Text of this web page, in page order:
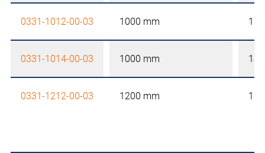
0331-1012-00-03 1000 mm
0331-1014-00-03 1000 mm
0331-1212-00-03 1200 mm